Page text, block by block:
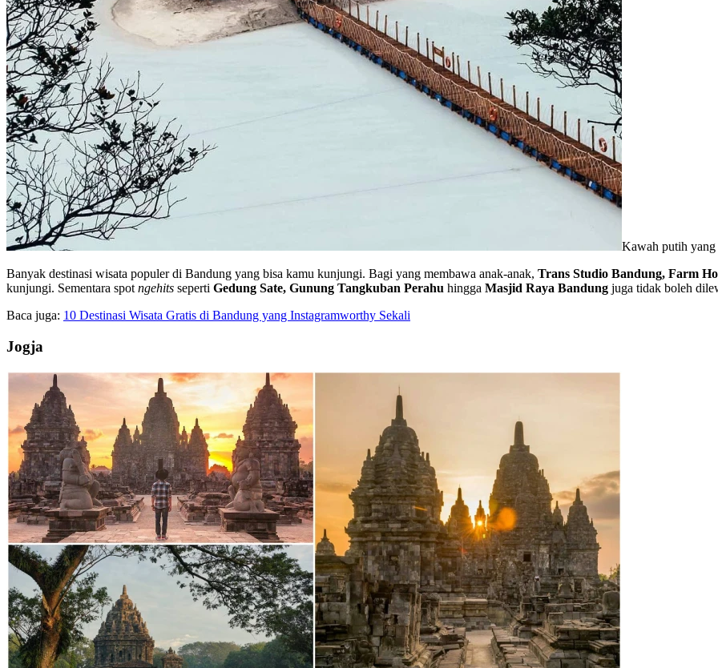
Kawah putih yang
Banyak destinasi wisata populer di Bandung yang bisa kamu kunjungi. Bagi yang membawa anak-anak, Trans Studio Bandung, Farm
kunjungi. Sementara spot ngehits seperti Gedung Sate, Gunung Tangkuban Perahu hingga Masjid Raya Bandung juga tidak boleh
Baca juga: 10 Destinasi Wisata Gratis di Bandung yang Instagramworthy Sekali
Jogja